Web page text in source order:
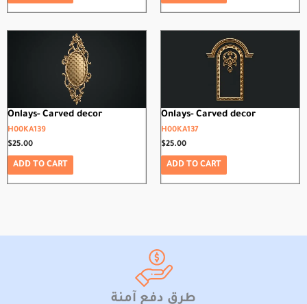
Onlays- Carved decor
H00KA139
$25.00
ADD TO CART
Onlays- Carved decor
H00KA137
$25.00
ADD TO CART
طرق دفع آمنة